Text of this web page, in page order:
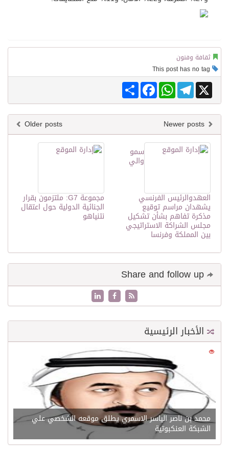
ثقافة وفنون
Share
FacebookWhatsAppTelegram X
Older posts
مجموعة G7: ملتزمون بقرار
الجنائية الدولية حول اعتقال
نتنياهو
سمو
والي
العهدوالرئيس الفرنسي
يشهدان مراسم توقيع
مذكرة تفاهم بشأن تشكيل
مجلس الشراكة الاستراتيجي
بين المملكة وفرنسا
الأخبار الرئيسية
21644
محمد بن ناصر الياسر الاسمري يطلق موقعه الشخصي علي
الشبكة العنكبوتية